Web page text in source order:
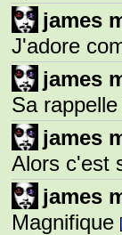
james
J'adore
james
Sa
james
Alors c'est
james
Magnifique